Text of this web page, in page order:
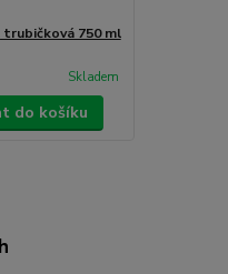
750 ml
Skladem
do košíku